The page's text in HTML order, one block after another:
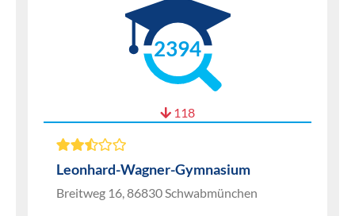
2394
118
Leonhard-Wagner-Gymnasium
Breitweg 16, 86830 Schwabmünchen